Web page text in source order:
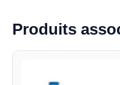
Produits